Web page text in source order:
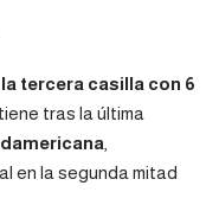
tercera casilla con 6
tras la última
en la segunda mitad